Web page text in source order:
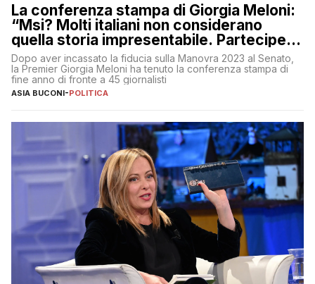
La conferenza stampa di Giorgia Meloni:
“Msi? Molti italiani non considerano
quella storia impresentabile. Parteciperò
al 25 aprile”
Dopo aver incassato la fiducia sulla Manovra 2023 al Senato,
la Premier Giorgia Meloni ha tenuto la conferenza stampa di
fine anno di fronte a 45 giornalisti
ASIA BUCONI-POLITICA